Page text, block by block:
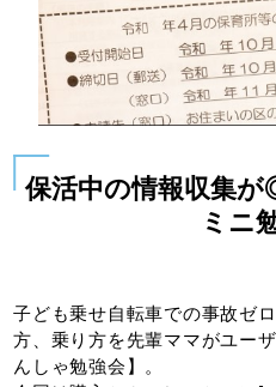
保活中の情報収集
ミニ
子ども乗せ自転車での事故ゼ
方、乗り方を先輩ママがユー
んしゃ勉強会】。